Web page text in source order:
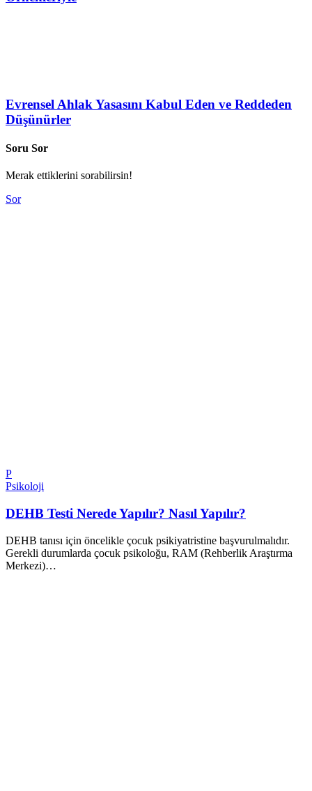
Evrensel Ahlak Yasasını Kabul Eden ve Reddeden
Düşünürler
Soru Sor
Merak ettiklerini sorabilirsin!
Sor
P
Psikoloji
DEHB Testi Nerede Yapılır? Nasıl Yapılır?
DEHB tanısı için öncelikle çocuk psikiyatristine başvurulmalıdır.
Gerekli durumlarda çocuk psikoloğu, RAM (Rehberlik Araştırma
Merkezi)…